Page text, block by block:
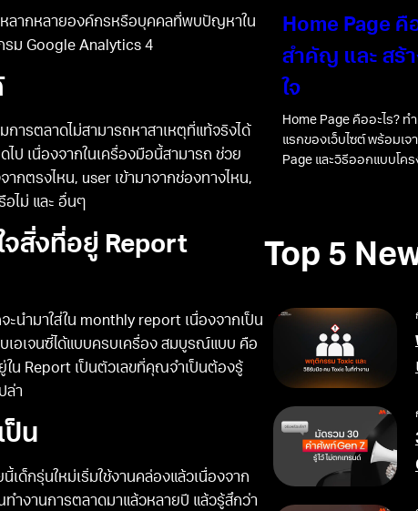
ลากหลายองค์กรหรือบุคคลที่พบปัญหาใน
รม Google Analytics 4
ารตลาดไม่สามารถหาสาเหตุที่แท้จริงได้
ป เนื่องจากในเครื่องมือนี้สามารถ ช่วย
กตรงไหน, user เข้ามาจากช่องทางไหน,
อไม่ และ อื่นๆ
จสิ่งที่อยู่ Report
นำมาใส่ใน monthly report เนื่องจากเป็น
อเจนซี่ได้แบบครบเครื่อง สมบูรณ์แบบ คือ
ใน Report เป็นตัวเลขที่คุณจำเป็นต้องรู้
ล่า
ป็น
ด็กรุ่นใหม่เริ่มใช้งานคล่องแล้วเนื่องจาก
ำงานการตลาดมาแล้วหลายปี แล้วรู้สึกว่า
Home Page คื
สำคัญ และ สร้า
ใจ
Home Page คืออะไร?
แรกของเว็บไซต์ พร้อมเจ
Page และวิธีออกแบบโคร
Top 5